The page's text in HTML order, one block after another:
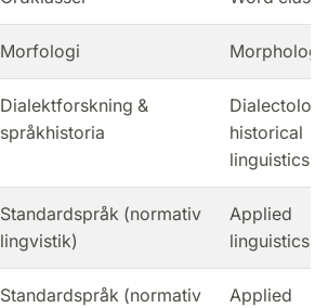
Morfologi Morphology
Dialektforskning &
språkhistoria
historical
linguistics
Standardspråk (normativ
lingvistik)
Applied
linguistics
Standardspråk (normativ
Applied